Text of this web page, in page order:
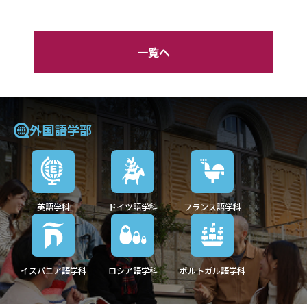
一覧へ
外国語学部
英語学科 ドイツ語学科 フランス語学科
イスパニア語学科 ロシア語学科 ポルトガル語学科